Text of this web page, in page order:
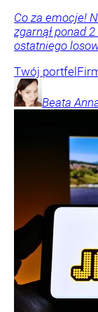
Co za emocje!
zgarnął ponad
ostatniego
Twój portfel
Beata